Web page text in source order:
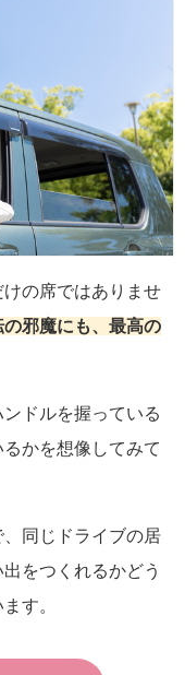
の席ではありませ
の邪魔にも、最高の
ドルを握っている
かを想像してみて
同じドライブの居
をつくれるかどう
す。